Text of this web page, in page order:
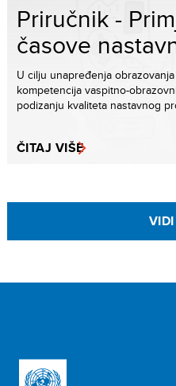
Priručnik -
časove
U cilju unapređenja
kompetencija vaspitno-
podizanju kvaliteta nastavnog
ČITAJ VIŠE